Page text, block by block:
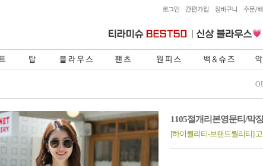
1105절개리본영문티/막
[하이퀄리티-브랜드퀄리티]